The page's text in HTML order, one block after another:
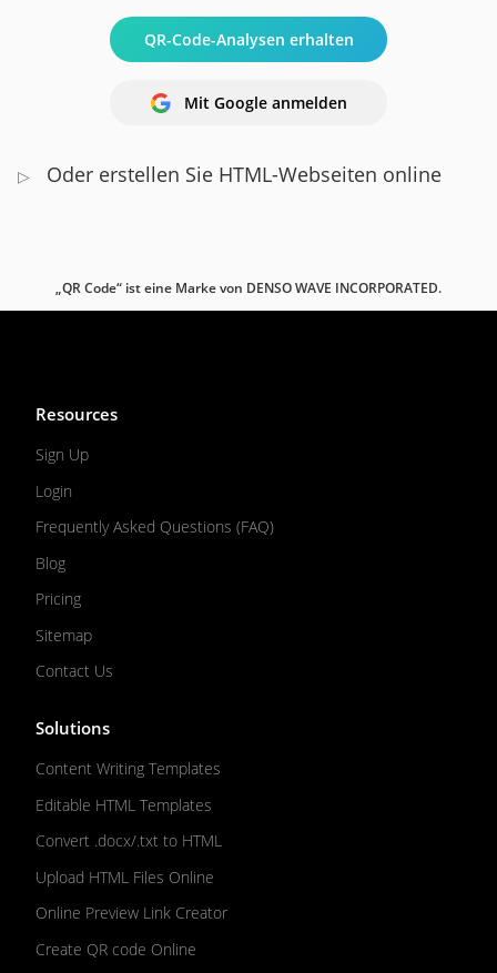
QR-Code-Analysen erhalten
Mit Google anmelden
▷ Oder erstellen Sie HTML-Webseiten online
„QR Code“ ist eine Marke von DENSO WAVE INCORPORATED.
Resources
Sign Up
Login
Frequently Asked Questions (FAQ)
Blog
Pricing
Sitemap
Contact Us
Solutions
Content Writing Templates
Editable HTML Templates
Convert .docx/.txt to HTML
Upload HTML Files Online
Online Preview Link Creator
Create QR code Online